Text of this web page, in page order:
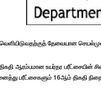
தேவையான
ஆரம்பமான உயர்தர பரீட்சையின்
பரீட்சைகளும் 16ஆம் திகதி